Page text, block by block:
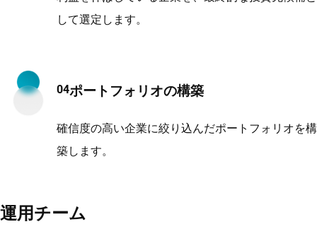
して選定します。
ポートフォリオの構築
確信度の高い企業に絞り込んだポートフォリオを構
築します。
運用チーム